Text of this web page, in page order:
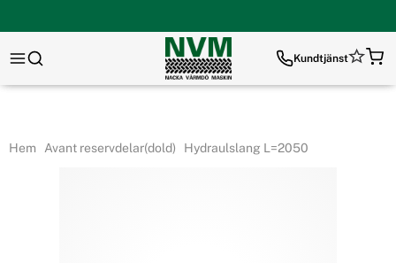
Kundtjänst
Hem Avant reservdelar(dold) Hydraulslang L=2050